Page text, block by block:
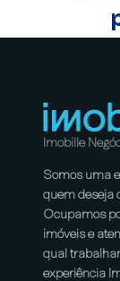
Imobille
Somos uma
quem deseja
Ocupamos
imóveis e
qual
experiência